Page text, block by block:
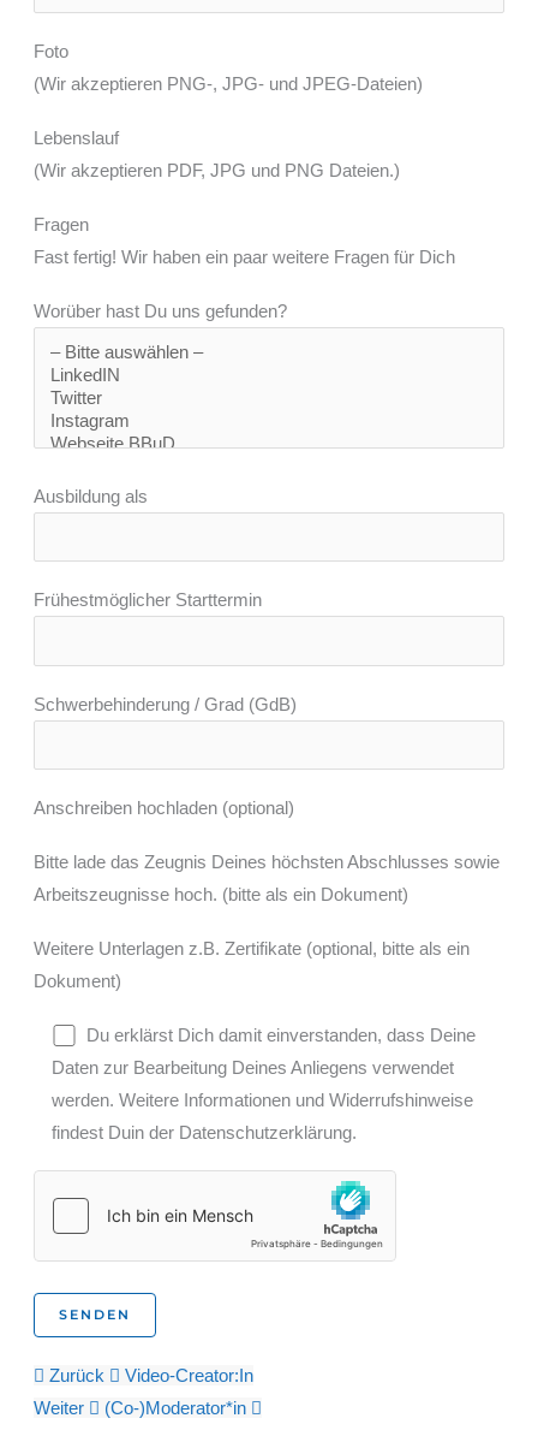
Foto
(Wir akzeptieren PNG-, JPG- und JPEG-Dateien)
Lebenslauf
(Wir akzeptieren PDF, JPG und PNG Dateien.)
Fragen
Fast fertig! Wir haben ein paar weitere Fragen für Dich
Worüber hast Du uns gefunden?
Ausbildung als
Frühestmöglicher Starttermin
Schwerbehinderung / Grad (GdB)
Anschreiben hochladen (optional)
Bitte lade das Zeugnis Deines höchsten Abschlusses sowie
Arbeitszeugnisse hoch. (bitte als ein Dokument)
Weitere Unterlagen z.B. Zertifikate (optional, bitte als ein
Dokument)
Du erklärst Dich damit einverstanden, dass Deine
Daten zur Bearbeitung Deines Anliegens verwendet
werden. Weitere Informationen und Widerrufshinweise
findest Duin der Datenschutzerklärung.
Zurück
Video-Creator:In
Weiter
(Co-)Moderator*in